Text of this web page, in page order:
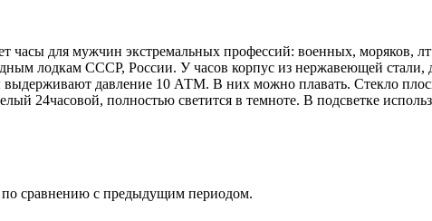
часы для мужчин экстремальных профессий: военных, моряков,
лодкам СССР, России. У часов корпус из нержавеющей стали,
давление 10 АТМ. В них можно плавать. Стекло
24часовой, полностью светится в темноте. В подсветке
по сравнению с предыдущим периодом.